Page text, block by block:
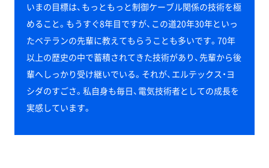
いまの目標は、もっともっと制御ケーブル関係の技術を極
めること。もうすぐ8年目ですが、この道20年30年といっ
たベテランの先輩に教えてもらうことも多いです。70年
以上の歴史の中で蓄積されてきた技術があり、先輩から後
輩へしっかり受け継いでいる。それが、エルテックス・ヨ
シダのすごさ。私自身も毎日、電気技術者としての成長を
実感しています。